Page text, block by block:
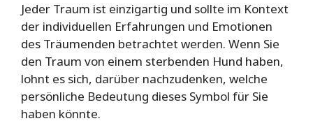
Jeder Traum ist einzigartig und sollte im Kontext
der individuellen Erfahrungen und Emotionen
des Träumenden betrachtet werden. Wenn Sie
den Traum von einem sterbenden Hund haben,
lohnt es sich, darüber nachzudenken, welche
persönliche Bedeutung dieses Symbol für Sie
haben könnte.